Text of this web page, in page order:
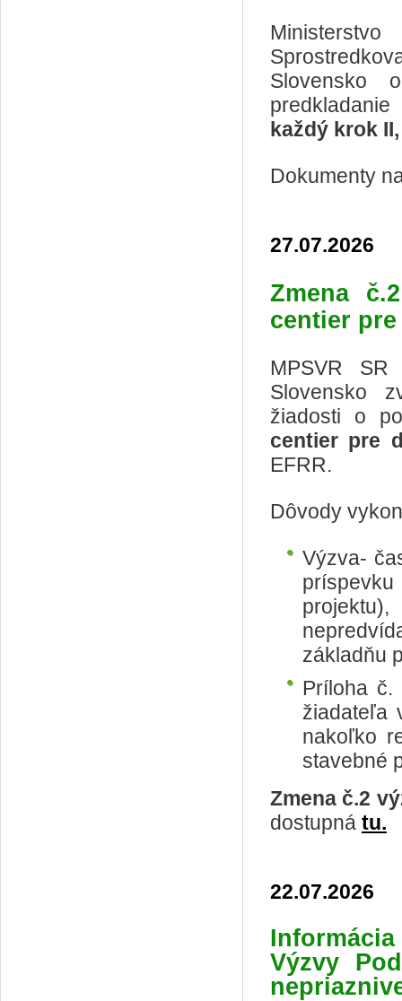
Slovensko
každý krok
Dokumenty
27.07.2026
Zmena
centier
MPSVR
Slovensko
žiadosti o
centier pre
EFRR.
Dôvody
Výzva-
základňu
Príloha
žiadateľa
nakoľko
stavebné
Zmena č.2
dostupná tu.
22.07.2026
Výzvy